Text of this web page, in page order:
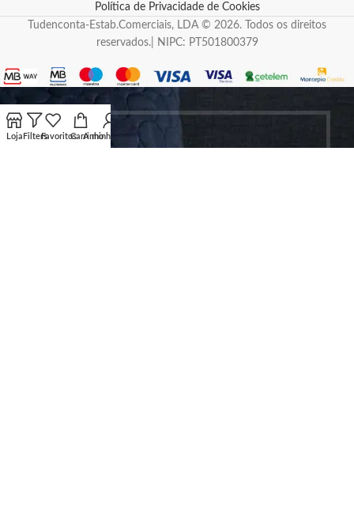
Política de Privacidade de Cookies
Tudenconta-Estab.Comerciais, LDA © 2026. Todos os direitos
reservados.| NIPC: PT501800379
Loja FiltersFavoritosCarrinho
A minha conta